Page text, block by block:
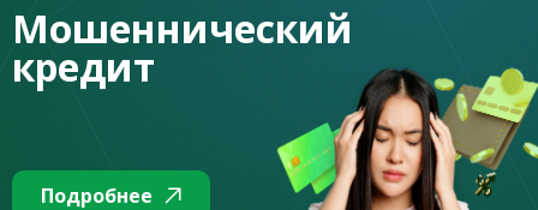
государственном и русском языках в республиканских
газетах «Дружные ребята» и «Улан» при поддержке
Агентства РК по регулированию и развитию финансового
рынка по финансовой грамотности. Он рассчитан на
детей младшего и среднего школьного возраста.
Мошеннический
кредит
Подробнее